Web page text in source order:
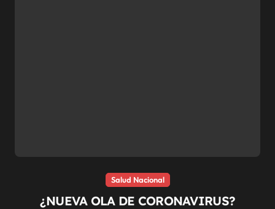
Salud Nacional
¿NUEVA OLA DE CORONAVIRUS?